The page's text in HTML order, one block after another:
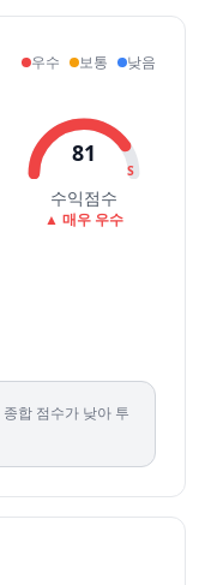
162076
71309
48667
46499
57876
우수 보통 낮음
81
S
수익점수
▲ 매우 우수
종합 점수가 낮아 투